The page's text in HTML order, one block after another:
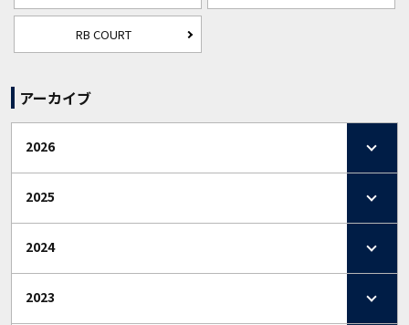
RB COURT
アーカイブ
2026
2025
2024
2023